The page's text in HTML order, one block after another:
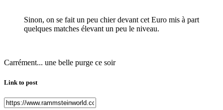
Sinon, on se fait un peu chier devant cet Euro mis à part
quelques matches élevant un peu le niveau.
Carrément... une belle purge ce soir
Link to post